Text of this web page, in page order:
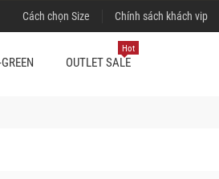
Cách chọn Size Chính sách khách vip
OUTLET SALE
Hot